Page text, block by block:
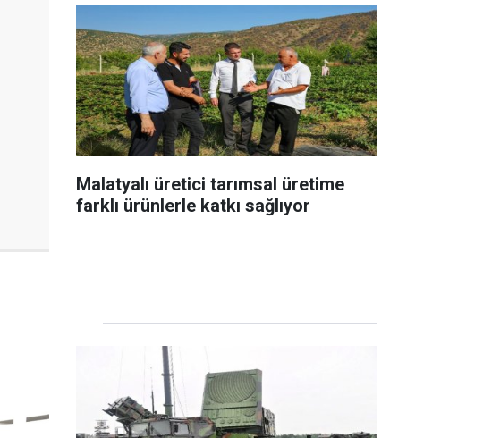
Malatyalı üretici tarımsal üretime
farklı ürünlerle katkı sağlıyor